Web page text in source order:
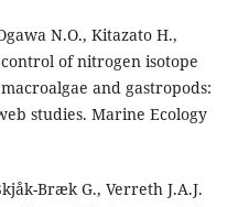
N.O., Kitazato H.,
of nitrogen isotope
and gastropods:
studies. Marine Ecology
Bræk G., Verreth J.A.J.